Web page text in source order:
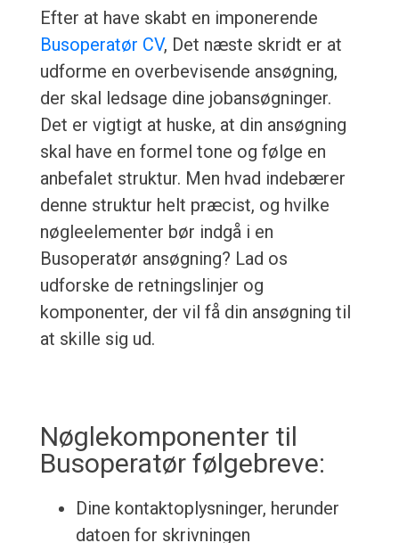
Efter at have skabt en imponerende
Busoperatør CV, Det næste skridt er at
udforme en overbevisende ansøgning,
der skal ledsage dine jobansøgninger.
Det er vigtigt at huske, at din ansøgning
skal have en formel tone og følge en
anbefalet struktur. Men hvad indebærer
denne struktur helt præcist, og hvilke
nøgleelementer bør indgå i en
Busoperatør ansøgning? Lad os
udforske de retningslinjer og
komponenter, der vil få din ansøgning til
at skille sig ud.
Nøglekomponenter til
Busoperatør følgebreve:
Dine kontaktoplysninger, herunder
datoen for skrivningen